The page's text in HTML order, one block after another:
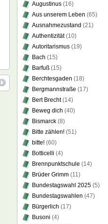
Augustinus (16)
Aus unserem Leben (65)
Ausnahmezustand (21)
Authentizität(10)
Autoritarismus (19)
Bach (15)
Barfuß (15)
Berchtesgaden (18)
Bergmannstraße (17)
Bert Brecht(14)
Beweg dich (40)
Bismarck (8)
Bitte zählen! (51)
bitte! (60)
Botticelli (4)
Brennpunktschule (14)
Brüder Grimm (11)
Bundestagswahl 2025 (5)
Bundestagswahlen (47)
Bürgerlich (17)
Busoni (4)